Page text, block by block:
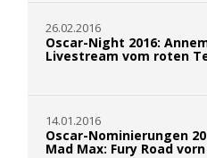
26.02.2016
Oscar-Night 2016:
Livestream vom roten
14.01.2016
Oscar-Nominierungen
Mad Max: Fury Road vorn